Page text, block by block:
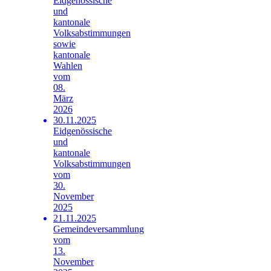
und
kantonale
Volksabstimmungen
sowie
kantonale
Wahlen
vom
08.
März
2026
30.11.2025
Eidgenössische
und
kantonale
Volksabstimmungen
vom
30.
November
2025
21.11.2025
Gemeindeversammlung
vom
13.
November